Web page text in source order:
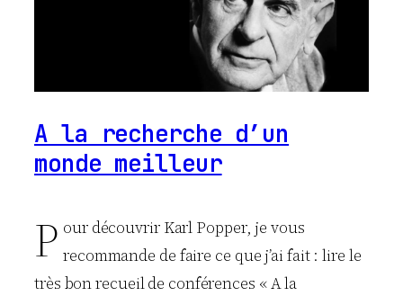
A la recherche d’un
monde meilleur
P our découvrir Karl Popper, je vous
recommande de faire ce que j’ai fait : lire le
très bon recueil de conférences « A la